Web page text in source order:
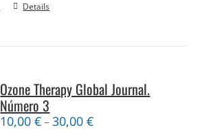
Details
Ozone Therapy Global Journal.
Número 3
10,00€–30,00€